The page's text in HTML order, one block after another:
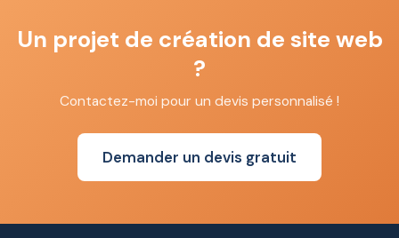
Un projet de création de site web
?
Contactez-moi pour un devis personnalisé !
Demander un devis gratuit